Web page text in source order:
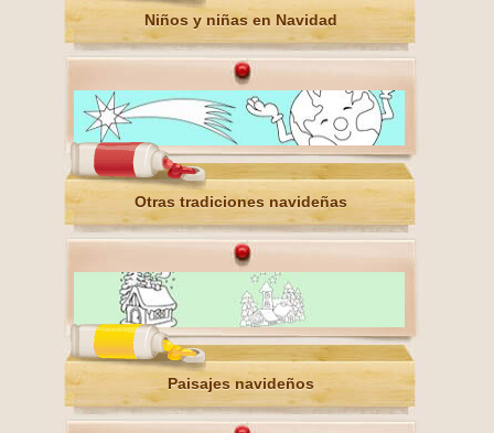
Niños y niñas en Navidad
Otras tradiciones navideñas
Paisajes navideños